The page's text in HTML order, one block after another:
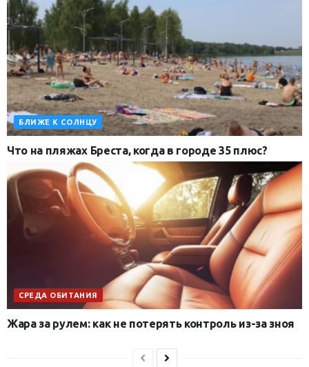
БЛИЖЕ К СОЛНЦУ
Что на пляжах Бреста, когда в городе 35 плюс?
СРЕДА ОБИТАНИЯ
Жара за рулем: как не потерять контроль из-за зноя